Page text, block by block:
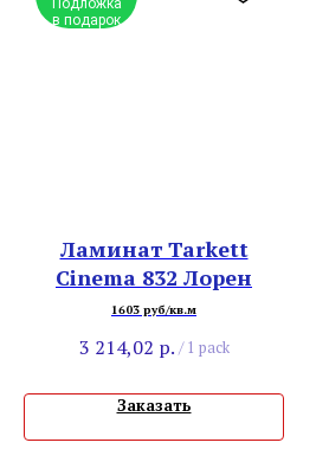
Подложка
в подарок
Ламинат Tarkett
Cinema 832 Лорен
1603 руб/кв.м
3 214,02 р. / 1 pack
Заказать